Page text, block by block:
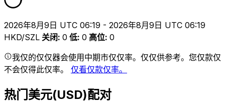
2026年8月9日 UTC 06:19 - 2026年8月9日 UTC 06:19
HKD/SZL 关闭: 0 低: 0 高位: 0
我仅的仅仅器会使用中期市仅仅率。仅仅供参考。您仅款仅
不会仅得此仅率。 仅看仅款仅率。
热门美元(USD)配对